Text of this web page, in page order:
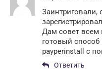
Заинтриговали,
Дам совет всем
готовый
payperinstall с
Ответить